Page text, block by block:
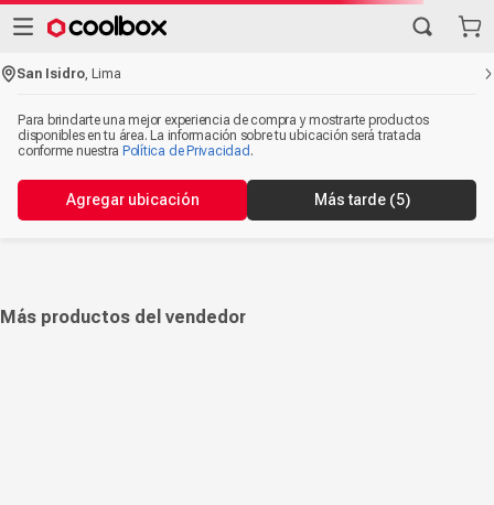
San Isidro ,Lima
Para brindarte una mejor experiencia de compra y mostrarte productos
disponibles en tu área. La información sobre tu ubicación será tratada
conforme nuestra Política de Privacidad .
Agregar ubicación Más tarde (5)
Más productos del vendedor